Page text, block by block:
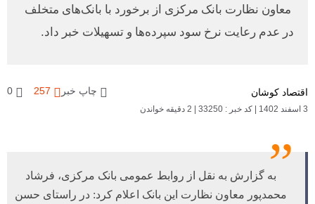
معاون نظارت بانک مرکزی از برخورد با بانک‌های متخلف
در عدم رعایت نرخ سود سپرده‌ها و تسهیلات خبر داد.
اقتصاد کوشان
3 اسفند 1402 کد خبر : 33250 2 دقیقه خواندن
چاپ خبر 257
0
به گزارش به نقل از روابط عمومی بانک مرکزی، فرشاد
محمدپور معاون نظارت این بانک اعلام کرد: در راستای حسن